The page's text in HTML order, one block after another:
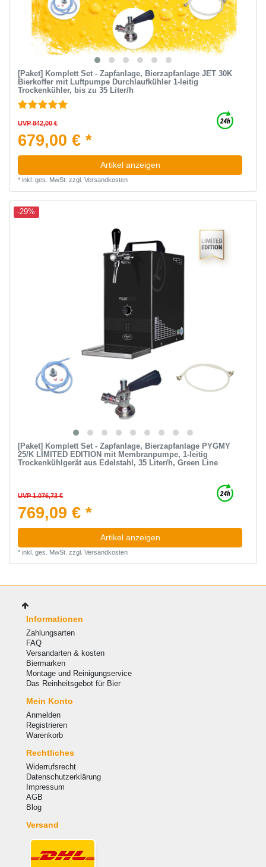
[Paket] Komplett Set - Zapfanlage, Bierzapfanlage JET 30K
Bierkoffer mit Luftpumpe Durchlaufkühler 1-leitig
Trockenkühler, bis zu 35 Liter/h
UVP 842,00 €
679,00 € *
Artikel anzeigen
* inkl. ges. MwSt. zzgl. Versandkosten
-29%
[Paket] Komplett Set - Zapfanlage, Bierzapfanlage PYGMY
25/K LIMITED EDITION mit Membranpumpe, 1-leitig
Trockenkühlgerät aus Edelstahl, 35 Liter/h, Green Line
UVP 1.076,73 €
769,09 € *
Artikel anzeigen
* inkl. ges. MwSt. zzgl. Versandkosten
Informationen
Zahlungsarten
FAQ
Versandarten & kosten
Biermarken
Montage und Reinigungservice
Das Reinheitsgebot für Bier
Mein Konto
Anmelden
Registrieren
Warenkorb
Rechtliches
Widerrufsrecht
Datenschutzerklärung
Impressum
AGB
Blog
Versand